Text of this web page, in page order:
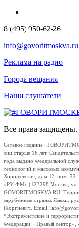
8 (495) 950-62-26
info@govoritmoskva.ru
Реклама на радио
Города вещания
Наши слушатели
Все права защищены.
Сетевое издание
лиц старше 16 лет.
года выдано Федеральной
технологий и массовых
Хорошевская, дом 12, пом. 22.
«РУ ФМ» (123298 Москва, ул.
GOVORITMOSKVA.RU.
зарубежные страны. Языки:
Георгиевич. Email:
*Экстремистские и
Федерации: «Правый сектор»,